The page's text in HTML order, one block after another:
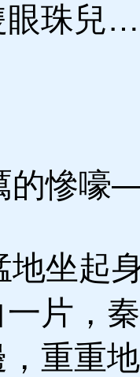
眼珠
的慘
坐起
片，
重重